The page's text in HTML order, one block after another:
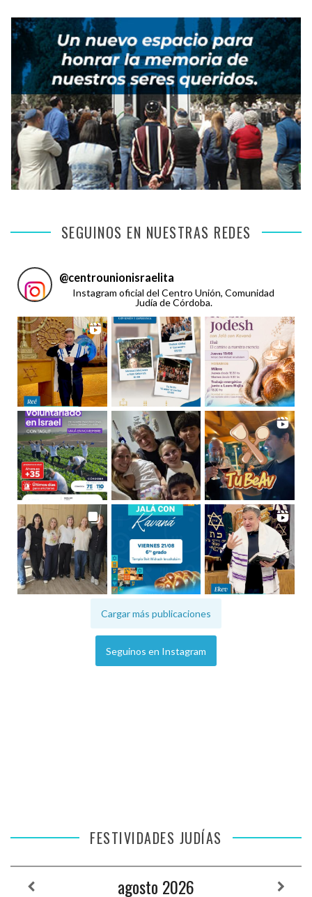
SEGUINOS EN NUESTRAS REDES
@centrounionisraelita
Instagram oficial del Centro Unión, Comunidad
Judía de Córdoba.
Cargar más publicaciones
Seguinos en Instagram
FESTIVIDADES JUDÍAS
agosto 2026